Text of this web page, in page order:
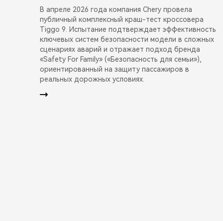
В апреле 2026 года компания Chery провела
публичный комплексный краш-тест кроссовера
Tiggo 9. Испытание подтверждает эффективность
ключевых систем безопасности модели в сложных
сценариях аварий и отражает подход бренда
«Safety For Family» («Безопасность для семьи»),
ориентированный на защиту пассажиров в
реальных дорожных условиях.